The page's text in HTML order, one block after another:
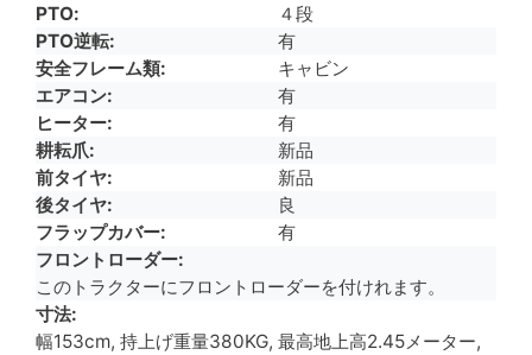
PTO
４段
PTO逆転
有
安全フレーム類
キャビン
エアコン
有
ヒーター
有
耕耘爪
新品
前タイヤ
新品
後タイヤ
良
フラップカバー
有
フロントローダー
このトラクターにフロントローダーを付けれます。
寸法
幅153cm, 持上げ重量380KG, 最高地上高2.45メーター,